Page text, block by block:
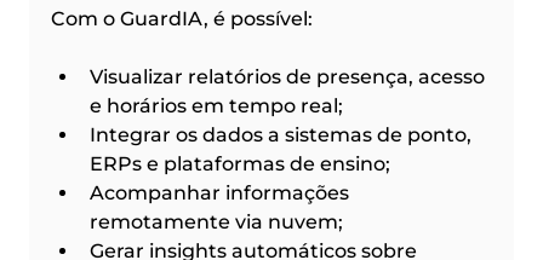
Com o GuardIA, é possível:
Visualizar relatórios de presença, acesso
e horários em tempo real;
Integrar os dados a sistemas de ponto,
ERPs e plataformas de ensino;
Acompanhar informações
remotamente via nuvem;
Gerar insights automáticos sobre